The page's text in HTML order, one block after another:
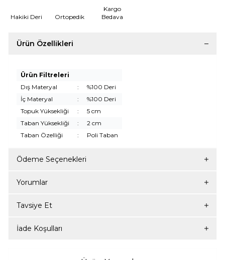
Hakiki Deri Ortopedik
Kargo
Bedava
Ürün Özellikleri
Ürün Filtreleri
Dış Materyal
:
%100 Deri
İç Materyal
:
%100 Deri
Topuk Yüksekliği
:
5 cm
Taban Yüksekliği
:
2 cm
Taban Özelliği
: Poli Taban
Ödeme Seçenekleri
Yorumlar
Tavsiye Et
İade Koşulları